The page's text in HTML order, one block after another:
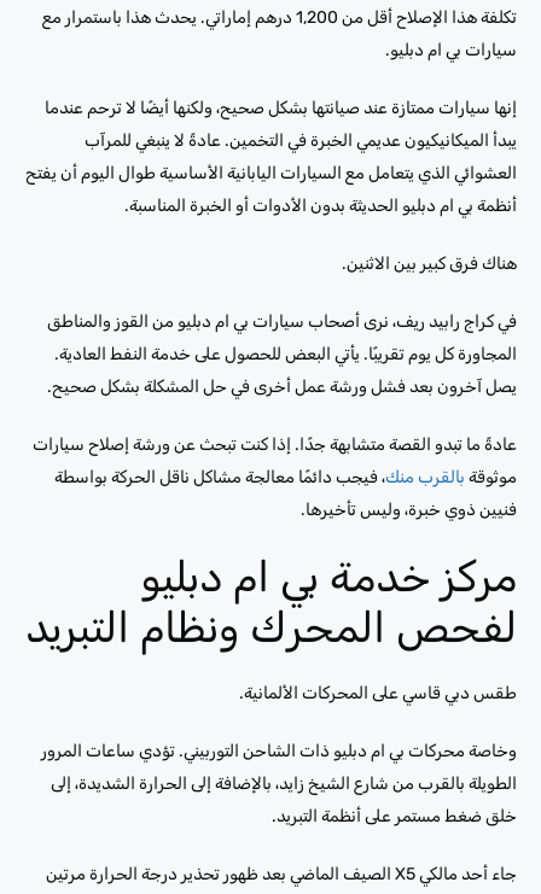
تكلفة هذا الإصلاح أقل من 1,200 درهم إماراتي. يحدث هذا باستمرار مع
سيارات بي ام دبليو.
إنها سيارات ممتازة عند صيانتها بشكل صحيح، ولكنها أيضًا لا ترحم عندما
يبدأ الميكانيكيون عديمي الخبرة في التخمين. عادةً لا ينبغي للمرآب
العشوائي الذي يتعامل مع السيارات اليابانية الأساسية طوال اليوم أن يفتح
أنظمة بي ام دبليو الحديثة بدون الأدوات أو الخبرة المناسبة.
هناك فرق كبير بين الاثنين.
في كراج رابيد ريف، نرى أصحاب سيارات بي ام دبليو من القوز والمناطق
المجاورة كل يوم تقريبًا. يأتي البعض للحصول على خدمة النفط العادية.
يصل آخرون بعد فشل ورشة عمل أخرى في حل المشكلة بشكل صحيح.
عادةً ما تبدو القصة متشابهة جدًا. إذا كنت تبحث عن ورشة إصلاح سيارات
موثوقة بالقرب منك، فيجب دائمًا معالجة مشاكل ناقل الحركة بواسطة
فنيين ذوي خبرة، وليس تأخيرها.
مركز خدمة بي ام دبليو
لفحص المحرك ونظام التبريد
طقس دبي قاسي على المحركات الألمانية.
وخاصة محركات بي ام دبليو ذات الشاحن التوربيني. تؤدي ساعات المرور
الطويلة بالقرب من شارع الشيخ زايد، بالإضافة إلى الحرارة الشديدة، إلى
خلق ضغط مستمر على أنظمة التبريد.
جاء أحد مالكي X5 الصيف الماضي بعد ظهور تحذير درجة الحرارة مرتين